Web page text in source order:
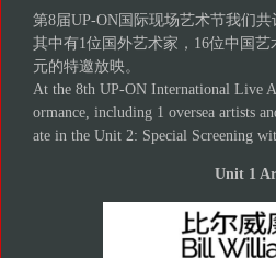
第8届UP-ON国际现场艺术节我们
其中有1位国外艺术家，16位中国
元的特邀放映。
At the 8th UP-ON International Live
ormance, including 1 oversea artists
ate in the Unit 2: Special Screening
Unit 1